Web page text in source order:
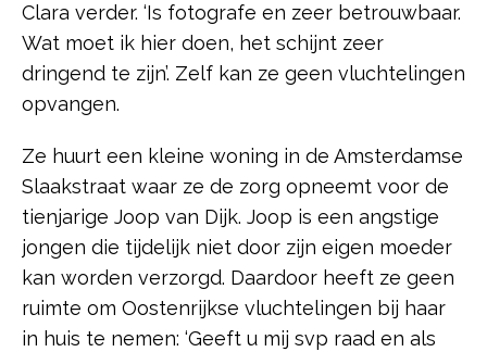
Clara verder. ‘Is fotografe en zeer betrouwbaar.
Wat moet ik hier doen, het schijnt zeer
dringend te zijn’. Zelf kan ze geen vluchtelingen
opvangen.
Ze huurt een kleine woning in de Amsterdamse
Slaakstraat waar ze de zorg opneemt voor de
tienjarige Joop van Dijk. Joop is een angstige
jongen die tijdelijk niet door zijn eigen moeder
kan worden verzorgd. Daardoor heeft ze geen
ruimte om Oostenrijkse vluchtelingen bij haar
in huis te nemen: ‘Geeft u mij svp raad en als